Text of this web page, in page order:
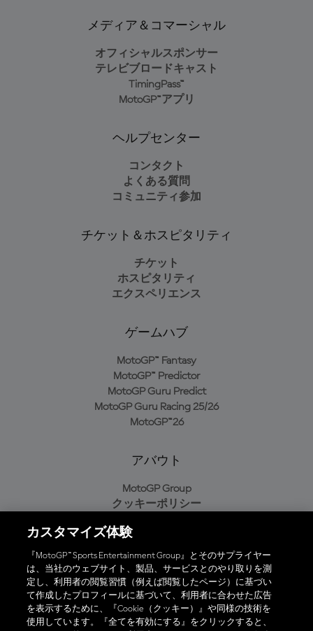
メディア＆コマーシャル
オフィシャルスポンサー
テレビブロードキャスト
TimingPass™
MotoGP™アプリ
ヘルプセンター
コンタクト
よくある質問
コミュニティ参加
チケット＆ホスピタリティ
チケット
ホスピタリティ
エクスペリエンス
ゲームハブ
MotoGP™ Fantasy
MotoGP™ Predictor
MotoGP Guru Predict
MotoGP Guru Racing 25/26
MotoGP™26
アバウト
MotoGP Group
クッキーポリシー
プライバシーポリシー
購入ポリシー
オフィシャルアプリ
カスタマイズ体験
『MotoGP™ Sports Entertainment Group』とそのサプライヤー
は、当社のウェブサイト、製品、サービスとのやり取りを測
定し、利用者の閲覧習慣（例えば閲覧したページ）に基づい
て作成したプロフィールに基づいて、利用者に合わせた広告
を表示するために、『Cookie（クッキー）』や同様の技術を
使用しています。『全てを有効にする』をクリックすると、